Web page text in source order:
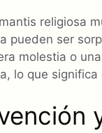
religiosa
pueden ser
molestia o
lo que